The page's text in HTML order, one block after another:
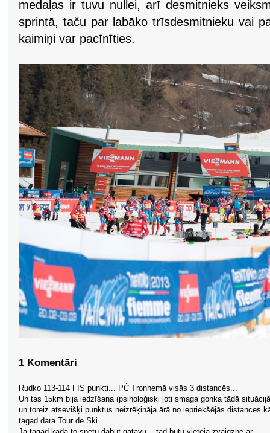
medaļas ir tuvu nullei, arī desmitnieks
sprintā, taču par labāko trīsdesmitnieku vai
kaimiņi var pacīnīties.
1 Komentāri
Rudko 113-114 FIS punkti... PČ Tronhemā visās 3 distancēs...
Un tas 15km bija iedzīšana (psiholoģiski ļoti smaga gonka tādā
un toreiz atsevišķi punktus neizrēķināja ārā no iepriekšējās distances
tagad dara Tour de Ski...